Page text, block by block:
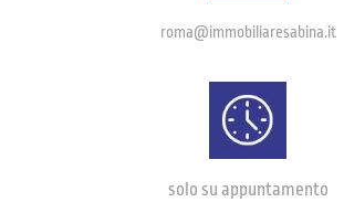
roma@immobiliaresabina.it
solo su appuntamento